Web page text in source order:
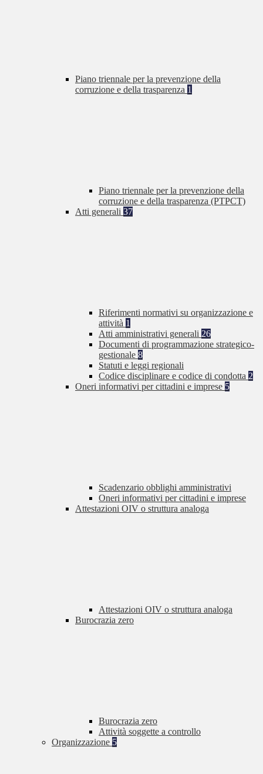
Piano triennale per la prevenzione della
corruzione e della trasparenza 1
Piano triennale per la prevenzione della
corruzione e della trasparenza (PTPCT)
Atti generali 37
Riferimenti normativi su organizzazione e
attività 1
Atti amministrativi generali 26
Documenti di programmazione strategico-
gestionale 8
Statuti e leggi regionali
Codice disciplinare e codice di condotta 2
Oneri informativi per cittadini e imprese 5
Scadenzario obblighi amministrativi
Oneri informativi per cittadini e imprese
Attestazioni OIV o struttura analoga
Attestazioni OIV o struttura analoga
Burocrazia zero
Burocrazia zero
Attività soggette a controllo
Organizzazione 5